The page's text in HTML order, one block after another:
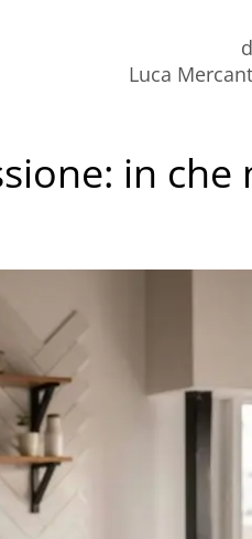
Luca
in che